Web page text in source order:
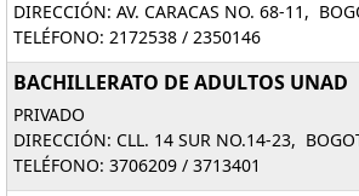
DIRECCIÓN: AV. CARACAS NO. 68-11,
TELÉFONO: 2172538 / 2350146
BACHILLERATO DE ADULTOS UNAD
PRIVADO
DIRECCIÓN: CLL. 14 SUR NO.14-23,
TELÉFONO: 3706209 / 3713401